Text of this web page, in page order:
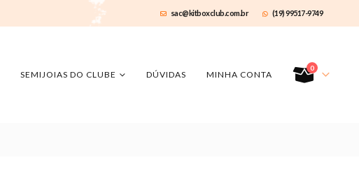
sac@kitboxclub.com.br (19) 99517-9749
SEMIJOIAS DO CLUBE DÚVIDAS MINHA CONTA
0